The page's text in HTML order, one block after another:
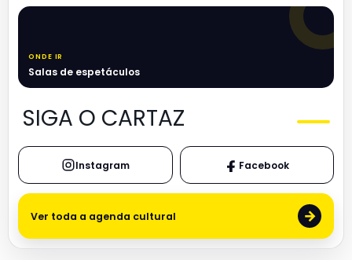
ONDE IR
Salas de espetáculos
SIGA O CARTAZ
Instagram Facebook
Ver toda a agenda cultural →